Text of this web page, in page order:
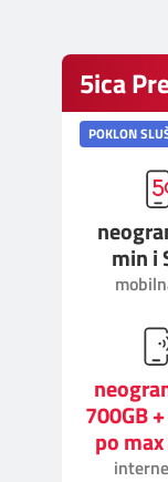
Česta
Mapa
eRačun
Prilagođeno
Putuj
5ica
POKLON
min i
700GB
po